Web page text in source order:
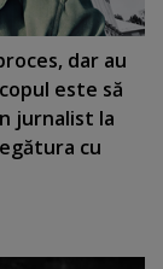
dar au
este să
jurnalist la
cu